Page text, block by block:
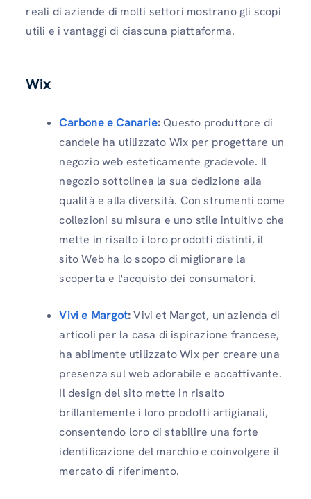
reali di aziende di molti settori mostrano gli scopi
utili e i vantaggi di ciascuna piattaforma.
Wix
Carbone e Canarie:Questo produttore di
candele ha utilizzato Wix per progettare un
negozio web esteticamente gradevole. Il
negozio sottolinea la sua dedizione alla
qualità e alla diversità. Con strumenti come
collezioni su misura e uno stile intuitivo che
mette in risalto i loro prodotti distinti, il
sito Web ha lo scopo di migliorare la
scoperta e l'acquisto dei consumatori.
Vivi e Margot:Vivi et Margot, un'azienda di
articoli per la casa di ispirazione francese,
ha abilmente utilizzato Wix per creare una
presenza sul web adorabile e accattivante.
Il design del sito mette in risalto
brillantemente i loro prodotti artigianali,
consentendo loro di stabilire una forte
identificazione del marchio e coinvolgere il
mercato di riferimento.